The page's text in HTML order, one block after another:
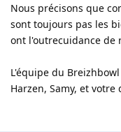
Nous précisons que
sont toujours pas les
ont l'outrecuidance de
L'équipe du
Harzen, Samy, et